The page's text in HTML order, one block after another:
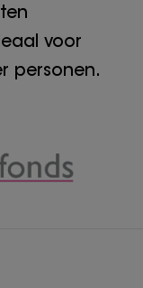
voor
personen.